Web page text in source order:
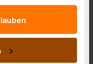
und die Zugriffe
Außerdem geben
unserer Website
Werbung und
diese